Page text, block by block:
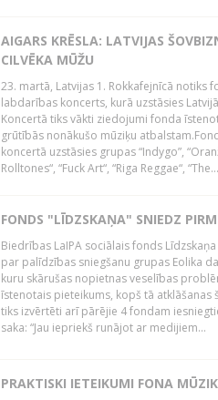
AIGARS KRĒSLA: LATVIJAS
CILVĒKA MŪŽU
23. martā, Latvijas 1. Rokkafejnīcā notiks
labdarības koncerts, kurā uzstāsies
Koncertā tiks vākti ziedojumi fonda
grūtībās nonākušo mūziķu
koncertā uzstāsies grupas “Indygo”,
Rolltones“, “Fuck Art“, “Riga Reggae“, “The...
FONDS "LĪDZSKAŅA" SNIEDZ
Biedrības LaIPA sociālais fonds
par palīdzības sniegšanu grupas Eolika
kuru skārušas nopietnas veselības
īstenotais pieteikums, kopš tā atklāšanas
tiks izvērtēti arī pārējie 4 fondam
saka: “Jau iepriekš runājot ar medijiem...
PRAKTISKI IETEIKUMI FONA